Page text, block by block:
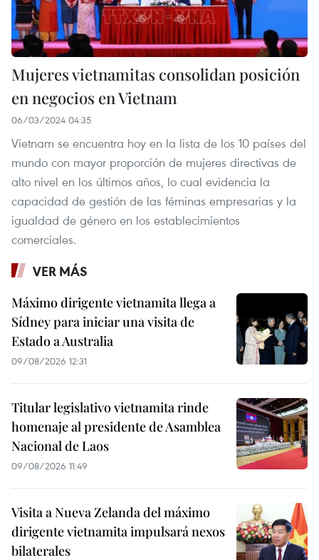
Mujeres vietnamitas consolidan posición
en negocios en Vietnam
06/03/2024 04:35
Vietnam se encuentra hoy en la lista de los 10 países del
mundo con mayor proporción de mujeres directivas de
alto nivel en los últimos años, lo cual evidencia la
capacidad de gestión de las féminas empresarias y la
igualdad de género en los establecimientos
comerciales.
VER MÁS
Máximo dirigente vietnamita llega a
Sídney para iniciar una visita de
Estado a Australia
09/08/2026 12:31
Titular legislativo vietnamita rinde
homenaje al presidente de Asamblea
Nacional de Laos
09/08/2026 11:49
Visita a Nueva Zelanda del máximo
dirigente vietnamita impulsará nexos
bilaterales